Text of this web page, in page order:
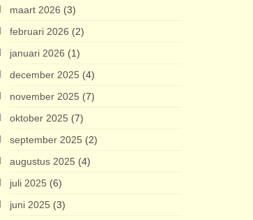
maart 2026 (3)
februari 2026 (2)
januari 2026 (1)
december 2025 (4)
november 2025 (7)
oktober 2025 (7)
september 2025 (2)
augustus 2025 (4)
juli 2025 (6)
juni 2025 (3)